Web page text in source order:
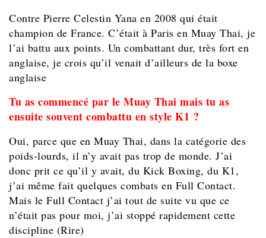
Contre Pierre Celestin Yana en 2008 qui était
champion de France. C’était à Paris en Muay Thai, je
l’ai battu aux points. Un combattant dur, très fort en
anglaise, je crois qu’il venait d’ailleurs de la boxe
anglaise
Tu as commencé par le Muay Thai mais tu as
ensuite souvent combattu en style K1 ?
Oui, parce que en Muay Thai, dans la catégorie des
poids-lourds, il n’y avait pas trop de monde. J’ai
donc prit ce qu’il y avait, du Kick Boxing, du K1,
j’ai même fait quelques combats en Full Contact.
Mais le Full Contact j’ai tout de suite vu que ce
n’était pas pour moi, j’ai stoppé rapidement cette
discipline (Rire)